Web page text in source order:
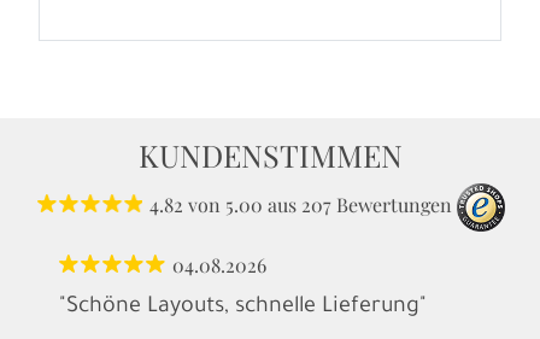
KUNDENSTIMMEN
4.82 von 5.00 aus 207 Bewertungen
04.08.2026
"Schöne Layouts, schnelle Lieferung"